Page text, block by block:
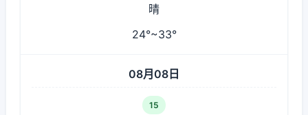
晴
24°~33°
08月08日
15